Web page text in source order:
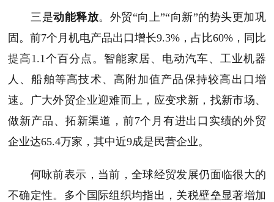
三是动能释放。外贸“向上”“向新”的势头更加巩
固。前7个月机电产品出口增长9.3%，占比60%，同比
提高1.1个百分点。智能家居、电动汽车、工业机器
人、船舶等高技术、高附加值产品保持较高出口增
速。广大外贸企业迎难而上，应变求新，找新市场、
做新产品、拓新渠道，前7个月有进出口实绩的外贸
企业达65.4万家，其中近9成是民营企业。
何咏前表示，当前，全球经贸发展仍面临很大的
不确定性。多个国际组织均指出，关税壁垒显著增加